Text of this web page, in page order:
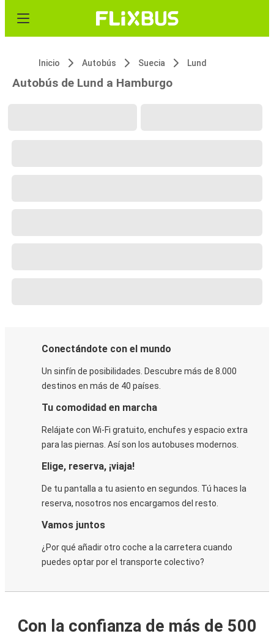
Inicio Autobús Suecia Lund
Autobús de Lund a Hamburgo
Conectándote con el mundo
Un sinfín de posibilidades. Descubre más de 8.000
destinos en más de 40 países.
Tu comodidad en marcha
Relájate con Wi-Fi gratuito, enchufes y espacio extra
para las piernas. Así son los autobuses modernos.
Elige, reserva, ¡viaja!
De tu pantalla a tu asiento en segundos. Tú haces la
reserva, nosotros nos encargamos del resto.
Vamos juntos
¿Por qué añadir otro coche a la carretera cuando
puedes optar por el transporte colectivo?
Con la confianza de más de 500